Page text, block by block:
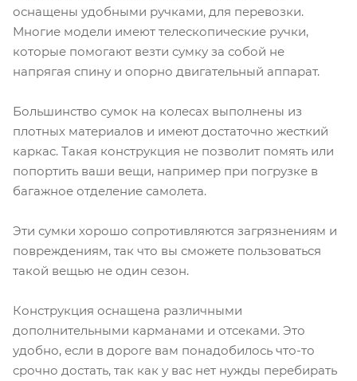
оснащены удобными ручками, для перевозки.
Многие модели имеют телескопические ручки,
которые помогают везти сумку за собой не
напрягая спину и опорно двигательный аппарат.
Большинство сумок на колесах выполнены из
плотных материалов и имеют достаточно жесткий
каркас. Такая конструкция не позволит помять или
попортить ваши вещи, например при погрузке в
багажное отделение самолета.
Эти сумки хорошо сопротивляются загрязнениям и
повреждениям, так что вы сможете пользоваться
такой вещью не один сезон.
Конструкция оснащена различными
дополнительными карманами и отсеками. Это
удобно, если в дороге вам понадобилось что-то
срочно достать, так как у вас нет нужды перебирать